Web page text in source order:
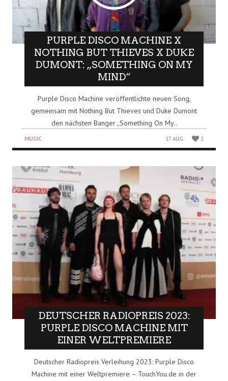
PURPLE DISCO MACHINE X
NOTHING BUT THIEVES X DUKE
DUMONT: „SOMETHING ON MY
MIND“
Purple Disco Machine veröffentlichte neuen Song,
gemeinsam mit Nothing But Thieves und Duke Dumont
den nächsten Banger „Something On My..
MUSIC 17 AUG. 2
DEUTSCHER RADIOPREIS 2023:
PURPLE DISCO MACHINE MIT
EINER WELTPREMIERE
Deutscher Radiopreis Verleihung 2023: Purple Disco
Machine mit einer Weltpremiere – TouchYou.de in der